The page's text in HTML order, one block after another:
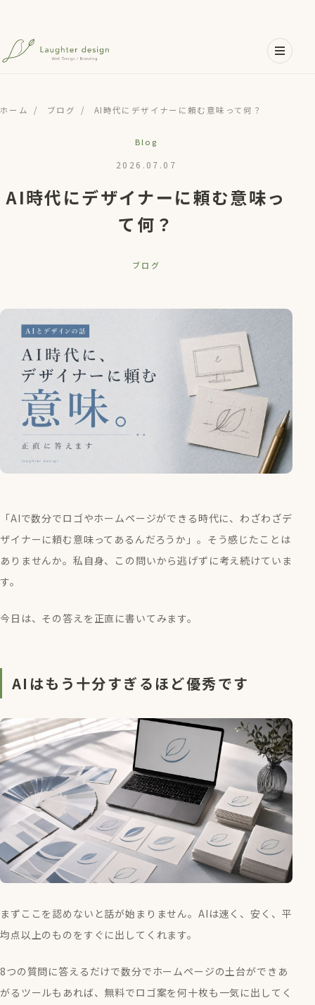
メインコンテンツへスキップ
ホーム / ブログ / AI時代にデザイナーに頼む意味って何？
Blog
2026.07.07
AI時代にデザイナーに頼む意味っ
て何？
ブログ
「AIで数分でロゴやホームページができる時代に、わざわざデ
ザイナーに頼む意味ってあるんだろうか」。そう感じたことは
ありませんか。私自身、この問いから逃げずに考え続けていま
す。
今日は、その答えを正直に書いてみます。
AIはもう十分すぎるほど優秀です
まずここを認めないと話が始まりません。AIは速く、安く、平
均点以上のものをすぐに出してくれます。
8つの質問に答えるだけで数分でホームページの土台ができあ
がるツールもあれば、無料でロゴ案を何十枚も一気に出してく